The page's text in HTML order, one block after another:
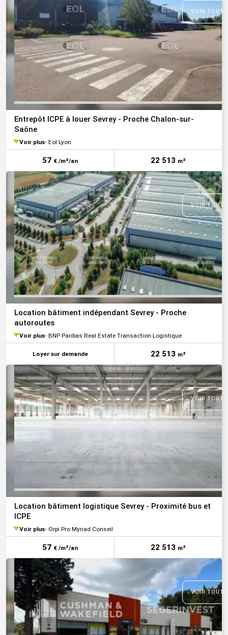
VOIR
Entrepôt ICPE à louer Sevrey - Proche Chalon-sur-
Saône
Voir plus Eol Lyon
57 € /m²/an 22 513 m²
VOIR
Location bâtiment indépendant Sevrey - Proche
autoroutes
Voir plus BNP Paribas Real Estate Transaction Logistique
Loyer sur demande 22 513 m²
VOIR
Location bâtiment logistique Sevrey - Proximité bus et
ICPE
Voir plus Orpi Pro Myriad Conseil
57 € /m²/an 22 513 m²
VOIR